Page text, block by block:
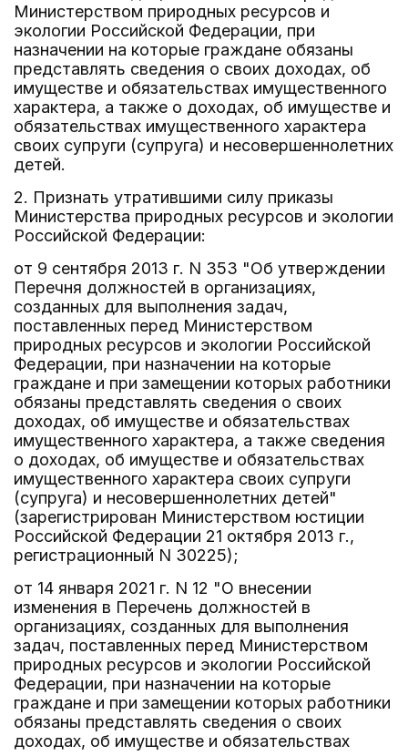
Министерством природных ресурсов и
экологии Российской Федерации, при
назначении на которые граждане обязаны
представлять сведения о своих доходах, об
имуществе и обязательствах имущественного
характера, а также о доходах, об имуществе и
обязательствах имущественного характера
своих супруги (супруга) и несовершеннолетних
детей.
2. Признать утратившими силу приказы
Министерства природных ресурсов и экологии
Российской Федерации:
от 9 сентября 2013 г. N 353 "Об утверждении
Перечня должностей в организациях,
созданных для выполнения задач,
поставленных перед Министерством
природных ресурсов и экологии Российской
Федерации, при назначении на которые
граждане и при замещении которых работники
обязаны представлять сведения о своих
доходах, об имуществе и обязательствах
имущественного характера, а также сведения
о доходах, об имуществе и обязательствах
имущественного характера своих супруги
(супруга) и несовершеннолетних детей"
(зарегистрирован Министерством юстиции
Российской Федерации 21 октября 2013 г.,
регистрационный N 30225);
от 14 января 2021 г. N 12 "О внесении
изменения в Перечень должностей в
организациях, созданных для выполнения
задач, поставленных перед Министерством
природных ресурсов и экологии Российской
Федерации, при назначении на которые
граждане и при замещении которых работники
обязаны представлять сведения о своих
доходах, об имуществе и обязательствах